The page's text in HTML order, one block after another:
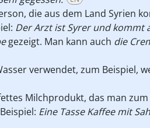
die aus dem Land Syrien
Der Arzt ist Syrer und kommt
gezeigt. Man kann auch die
verwendet, zum Beispiel,
Milchprodukt, das man
Eine Tasse Kaffee mit